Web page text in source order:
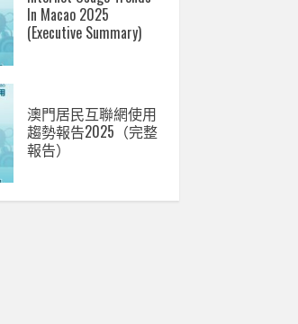
In Macao 2025
(Executive Summary)
澳門居民互聯網使用
趨勢報告2025（完整
報告）